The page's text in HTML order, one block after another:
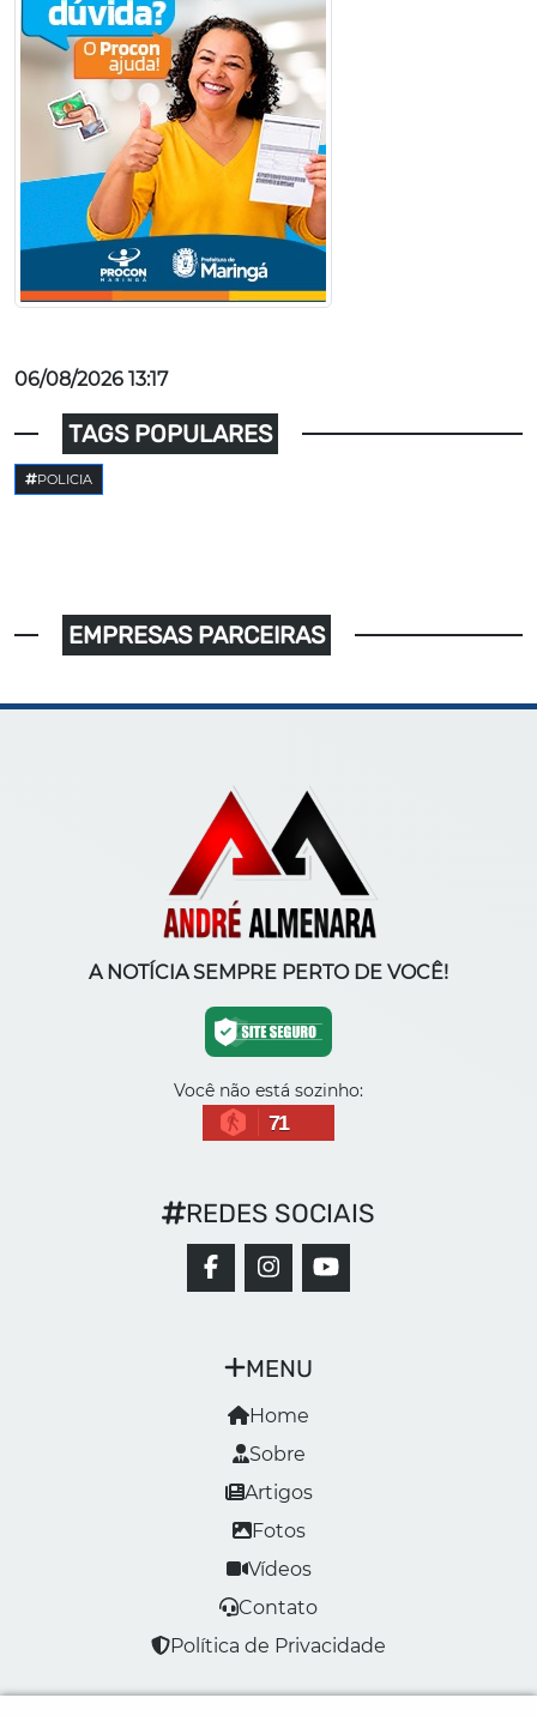
06/08/2026 13:17
TAGS POPULARES
POLICIA
EMPRESAS PARCEIRAS
A NOTÍCIA SEMPRE PERTO DE VOCÊ!
Você não está sozinho:
71
MENU
Home
Sobre
Artigos
Fotos
Vídeos
Contato
Política de Privacidade
REDES SOCIAIS